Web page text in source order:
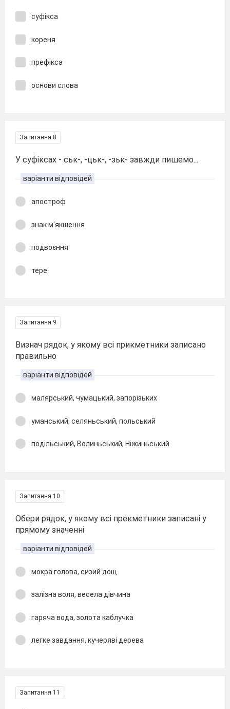
суфікса
кореня
префікса
основи слова
Запитання 8
У суфіксах - ськ-, -цьк-, -зьк- завжди пишемо...
варіанти відповідей
апостроф
знак м'якшення
подвоєння
тере
Запитання 9
Визнач рядок, у якому всі прикметники записано
правильно
варіанти відповідей
малярський, чумацький, запорізьких
уманський, селяньський, польський
подільський, Волиньський, Ніжиньський
Запитання 10
Обери рядок, у якому всі прекметники записані у
прямому значенні
варіанти відповідей
мокра голова, сизий дощ
залізна воля, весела дівчина
гаряча вода, золота каблучка
легке завдання, кучеряві дерева
Запитання 11